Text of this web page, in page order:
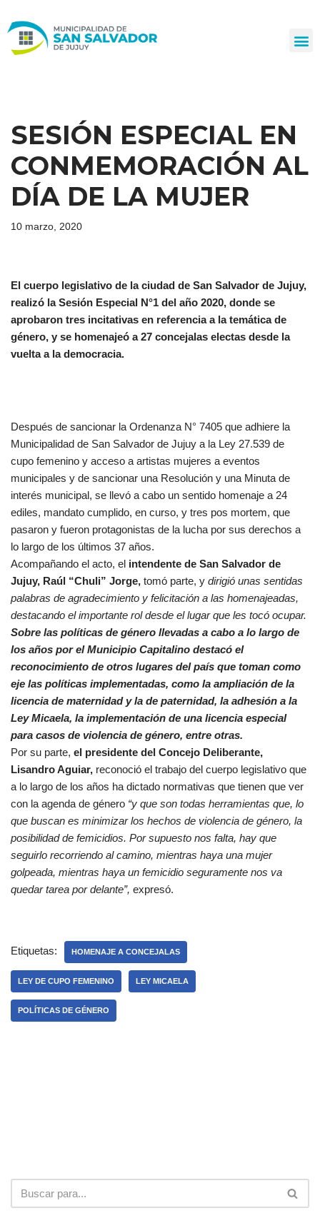
al
SESIÓN ESPECIAL EN
CONMEMORACIÓN AL
DÍA DE LA MUJER
10 marzo, 2020
El cuerpo legislativo de la ciudad de San Salvador de Jujuy,
realizó la Sesión Especial N°1 del año 2020, donde se
aprobaron tres incitativas en referencia a la temática de
género, y se homenajeó a 27 concejalas electas desde la
vuelta a la democracia.
Después de sancionar la Ordenanza N° 7405 que adhiere la
Municipalidad de San Salvador de Jujuy a la Ley 27.539 de
cupo femenino y acceso a artistas mujeres a eventos
municipales y de sancionar una Resolución y una Minuta de
interés municipal, se llevó a cabo un sentido homenaje a 24
ediles, mandato cumplido, en curso, y tres pos mortem, que
pasaron y fueron protagonistas de la lucha por sus derechos a
lo largo de los últimos 37 años.
Acompañando el acto, el intendente de San Salvador de
Jujuy, Raúl “Chuli” Jorge, tomó parte, y dirigió unas sentidas
palabras de agradecimiento y felicitación a las homenajeadas,
destacando el importante rol desde el lugar que les tocó ocupar.
Sobre las políticas de género llevadas a cabo a lo largo de
los años por el Municipio Capitalino destacó el
reconocimiento de otros lugares del país que toman como
eje las políticas implementadas, como la ampliación de la
licencia de maternidad y la de paternidad, la adhesión a la
Ley Micaela, la implementación de una licencia especial
para casos de violencia de género, entre otras.
Por su parte, el presidente del Concejo Deliberante,
Lisandro Aguiar, reconoció el trabajo del cuerpo legislativo que
a lo largo de los años ha dictado normativas que tienen que ver
con la agenda de género “y que son todas herramientas que, lo
que buscan es minimizar los hechos de violencia de género, la
posibilidad de femicidios. Por supuesto nos falta, hay que
seguirlo recorriendo al camino, mientras haya una mujer
golpeada, mientras haya un femicidio seguramente nos va
quedar tarea por delante”, expresó.
Etiquetas: HOMENAJE A CONCEJALAS
LEY DE CUPO FEMENINO LEY MICAELA
POLÍTICAS DE GÉNERO